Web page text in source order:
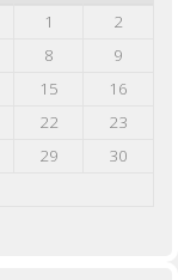
1
2
8
9
15
16
22
23
29
30